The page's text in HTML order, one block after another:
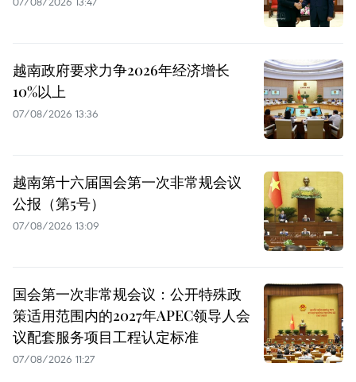
越南政府要求力争2026年经济增长
10%以上
07/08/2026 13:36
越南第十六届国会第一次非常规会议
公报（第5号）
07/08/2026 13:09
国会第一次非常规会议：公开特殊政
策适用范围内的2027年APEC领导人会
议配套服务项目工程认定标准
07/08/2026 11:27